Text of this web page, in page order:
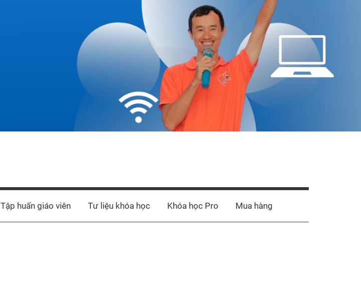
Tập huấn giáo viên Tư liệu khóa học Khóa học Pro Mua hàng